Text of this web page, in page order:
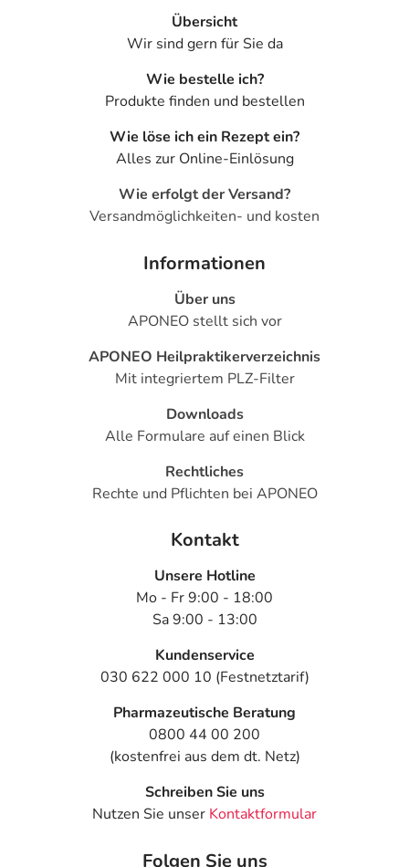
Übersicht
Wir sind gern für Sie da
Wie bestelle ich?
Produkte finden und bestellen
Wie löse ich ein Rezept ein?
Alles zur Online-Einlösung
Wie erfolgt der Versand?
Versandmöglichkeiten- und kosten
Informationen
Über uns
APONEO stellt sich vor
APONEO Heilpraktikerverzeichnis
Mit integriertem PLZ-Filter
Downloads
Alle Formulare auf einen Blick
Rechtliches
Rechte und Pflichten bei APONEO
Kontakt
Unsere Hotline
Mo - Fr 9:00 - 18:00
Sa 9:00 - 13:00
Kundenservice
030 622 000 10 (Festnetztarif)
Pharmazeutische Beratung
0800 44 00 200
(kostenfrei aus dem dt. Netz)
Schreiben Sie uns
Nutzen Sie unser Kontaktformular
Folgen Sie uns